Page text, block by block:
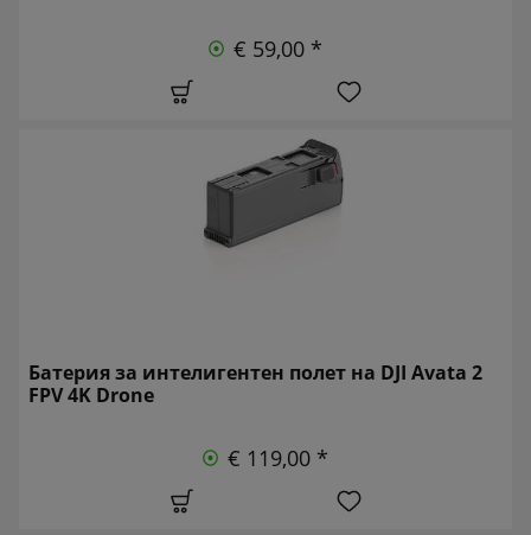
€ 59,00 *
Батерия за интелигентен полет на DJI Avata 2
FPV 4K Drone
€ 119,00 *